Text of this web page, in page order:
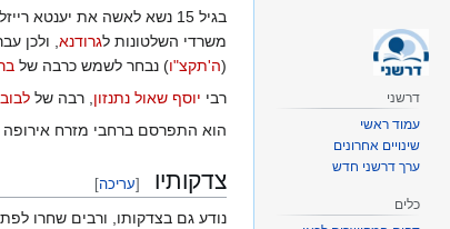
בגיל 15 נשא לאשה את יענטא רייזל בתו של הגביר ר' יהודה לייב הכהן מגרודנא. אשתו עסקה במסחר בניירות, וקיימה קשרי מסחר עם משרדי השלטונות ב
משרדי השלטונות לגרודנא , ולכן
(ה'תקצ"ו) נבחר לשמש כרבה של
רבי יוסף שאול נתנזון , רבה של לבוב
הוא התפרסם ברחבי מזרח אירופה בזכות
צדקותיו [עריכה]
נודע גם בצדקותו, ורבים שחרו
דרשני
עמוד ראשי
שינויים אחרונים
ערך דרשני חדש
כלים